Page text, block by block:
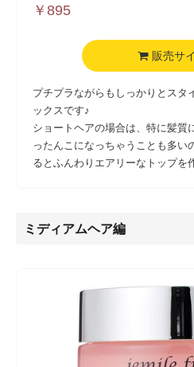
￥ 895
販売サ
プチプラながらもしっかりとスタ
ックスです♪
ショートヘアの場合は、特に髪質
ったんこになっちゃうことも多い
るとふんわりエアリーなトップを
ミディアムヘア編